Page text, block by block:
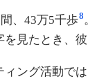
、43万5千歩8
を見たとき、
ィング活動で